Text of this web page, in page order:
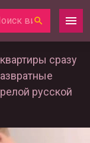
сразу
русской